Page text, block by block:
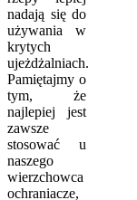
nadają się do
używania w
krytych
ujeżdżalniach.
Pamiętajmy o
tym, że
najlepiej jest
zawsze
stosować u
naszego
wierzchowca
ochraniacze,